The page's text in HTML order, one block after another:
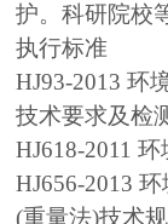
护。科研院校
执行标准
HJ93-2013 环
技术要求及检
HJ618-2011
HJ656-2013
(重量法)技术